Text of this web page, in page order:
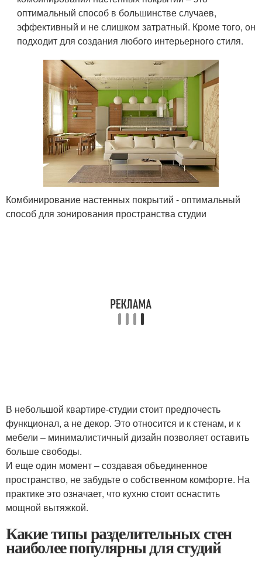
оптимальный способ в большинстве случаев,
эффективный и не слишком затратный. Кроме того, он
подходит для создания любого интерьерного стиля.
Комбинирование настенных покрытий - оптимальный
способ для зонирования пространства студии
В небольшой квартире-студии стоит предпочесть
функционал, а не декор. Это относится и к стенам, и к
мебели – минималистичный дизайн позволяет оставить
больше свободы.
И еще один момент – создавая объединенное
пространство, не забудьте о собственном комфорте. На
практике это означает, что кухню стоит оснастить
мощной вытяжкой.
Какие типы разделительных стен
наиболее популярны для студий